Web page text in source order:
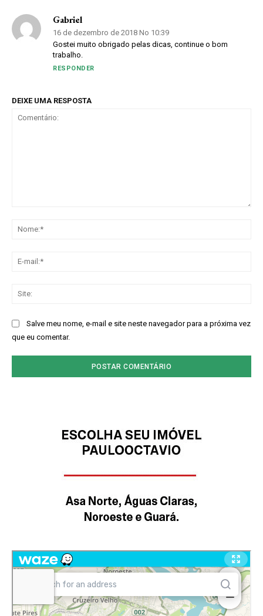
Gabriel
16 de dezembro de 2018 No 10:39
Gostei muito obrigado pelas dicas, continue o bom
trabalho.
RESPONDER
DEIXE UMA RESPOSTA
Salve meu nome, e-mail e site neste navegador para a próxima vez
que eu comentar.